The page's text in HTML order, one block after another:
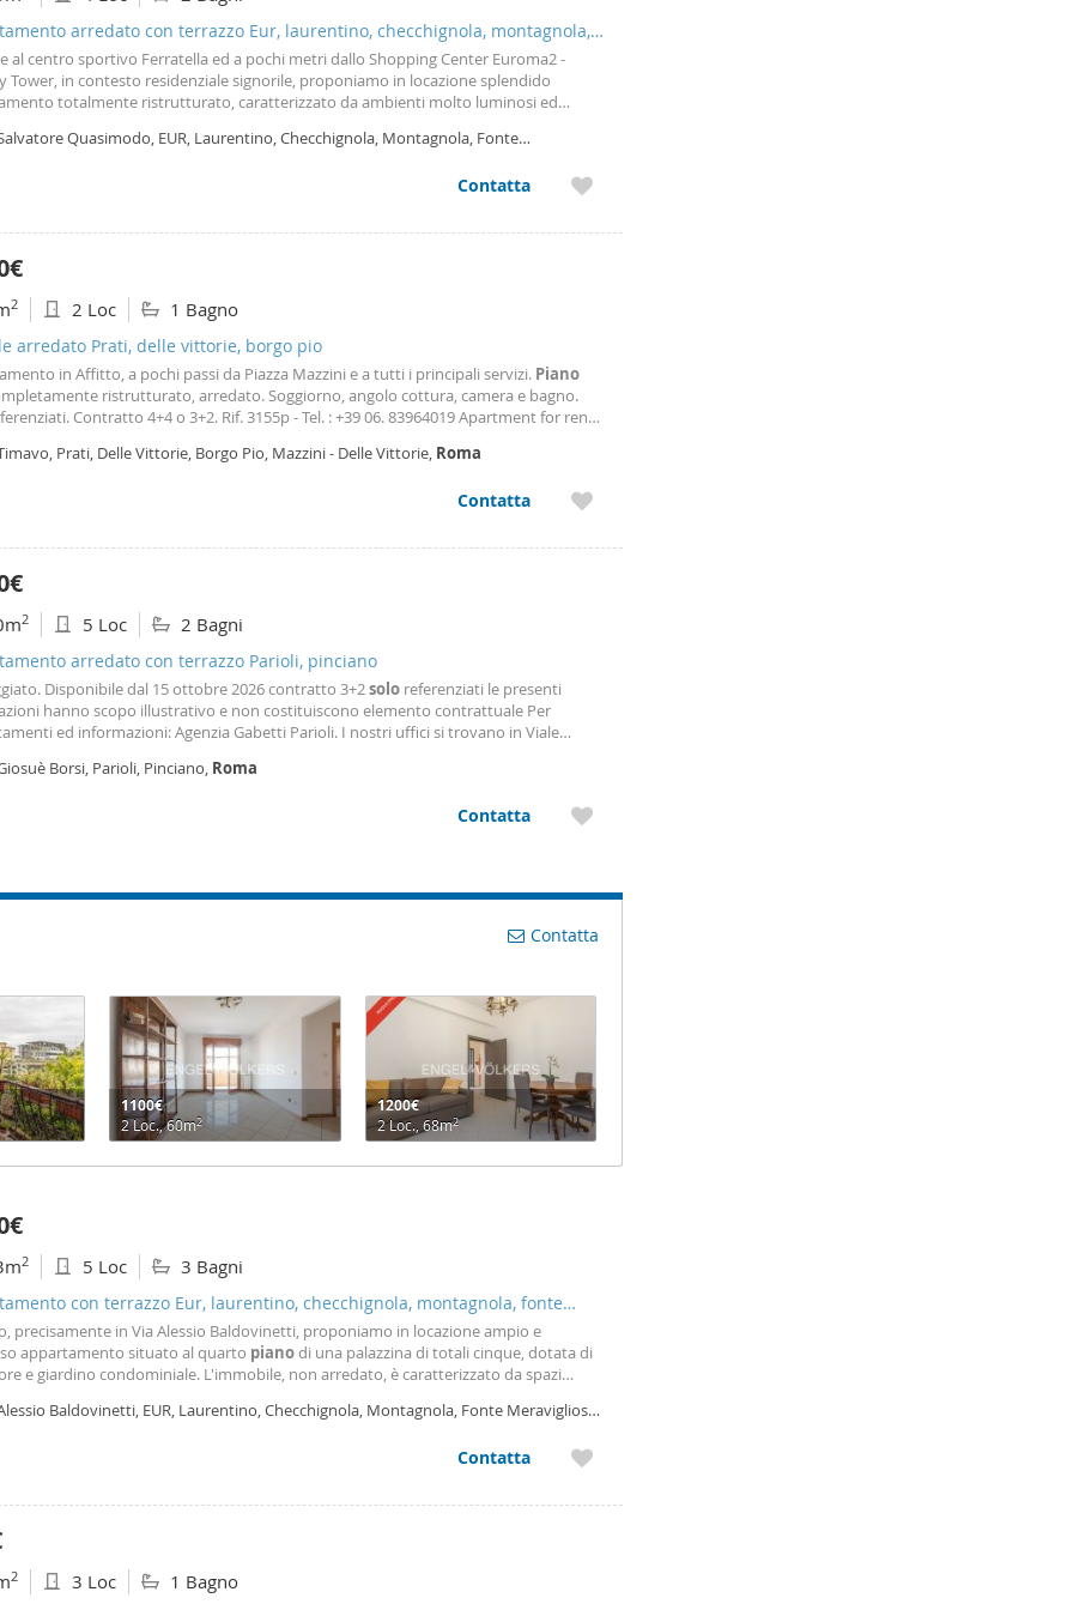
arredato con terrazzo Eur, laurentino, checchignola, montagnola,
al centro sportivo Ferratella ed a pochi metri dallo Shopping Center Euroma2 -
Tower, in contesto residenziale signorile, proponiamo in locazione splendido
totalmente ristrutturato, caratterizzato da ambienti molto luminosi ed
con zona pranzo, cucina abitabile con
Quasimodo, EUR, Laurentino, Checchignola, Montagnola, Fonte
Contatta
2 2 Loc 1 Bagno
arredato Prati, delle vittorie, borgo pio
in Affitto, a pochi passi da Piazza Mazzini e a tutti i principali servizi. Piano
ristrutturato, arredato. Soggiorno, angolo cottura, camera e bagno.
Contratto 4+4 o 3+2. Rif. 3155p - Tel. : +39 06. 83964019 Apartment for rent,
Living room
Prati, Delle Vittorie, Borgo Pio, Mazzini - Delle Vittorie, Roma
Contatta
2 5 Loc 2 Bagni
arredato con terrazzo Parioli, pinciano
Disponibile dal 15 ottobre 2026 contratto 3+2solo referenziati le presenti
hanno scopo illustrativo e non costituiscono elemento contrattuale Per
ed informazioni: Agenzia Gabetti Parioli. I nostri uffici si trovano in Viale
alle 13. 00. Ci
Borsi, Parioli, Pinciano, Roma
Contatta
Contatta
1100€
2 Loc., 60m2
1200€
2 Loc., 68m2
2 5 Loc 3 Bagni
con terrazzo Eur, laurentino, checchignola, montagnola, fonte
precisamente in Via Alessio Baldovinetti, proponiamo in locazione ampio e
appartamento situato al quarto pianodi una palazzina di totali cinque, dotata di
e giardino condominiale. L'immobile, non arredato, è caratterizzato da spazi
disimpegno, due camere da letto
Baldovinetti, EUR, Laurentino, Checchignola, Montagnola, Fonte Meravigliosa,
Contatta
2 3 Loc 1 Bagno